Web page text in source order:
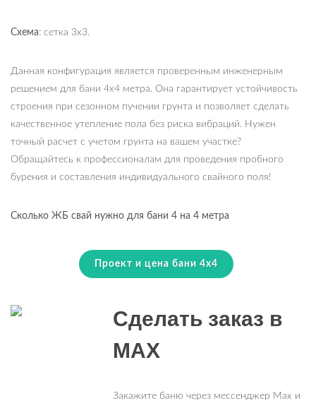
Схема: сетка 3х3.
Данная конфигурация является проверенным инженерным
решением для бани 4х4 метра. Она гарантирует устойчивость
строения при сезонном пучении грунта и позволяет сделать
качественное утепление пола без риска вибраций. Нужен
точный расчет с учетом грунта на вашем участке?
Обращайтесь к профессионалам для проведения пробного
бурения и составления индивидуального свайного поля!
Сколько ЖБ свай нужно для бани 4 на 4 метра
Проект и цена бани 4х4
Сделать заказ в
MAX
Закажите баню через мессенджер Max и